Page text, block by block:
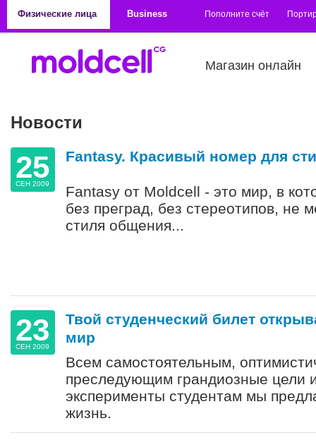
Физические лица
Business Пополните счёт
Магазин онлайн
Новости
25
СЕН 2009
Fantasy. Красивый номер для
Fantasy от Moldcell - это мир, в
без преград, без стереотипов, не
стиля общения...
23
СЕН 2009
Твой студенческий билет
мир
Всем самостоятельным,
преследующим грандиозные цели
эксперименты студентам мы
жизнь.